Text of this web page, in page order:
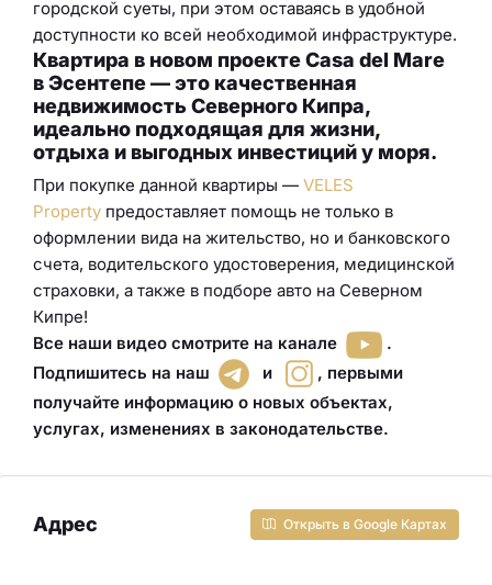
городской суеты, при этом оставаясь в удобной
доступности ко всей необходимой инфраструктуре.
Квартира в новом проекте Casa del Mare
в Эсентепе — это качественная
недвижимость Северного Кипра,
идеально подходящая для жизни,
отдыха и выгодных инвестиций у моря.
При покупке данной квартиры — VELES
Property предоставляет помощь не только в
оформлении вида на жительство, но и банковского
счета, водительского удостоверения, медицинской
страховки, а также в подборе авто на Северном
Кипре!
Все наши видео смотрите на канале
.
Подпишитесь на наш
и , первыми
получайте информацию о новых объектах,
услугах, изменениях в законодательстве.
Адрес Открыть в Google Картах